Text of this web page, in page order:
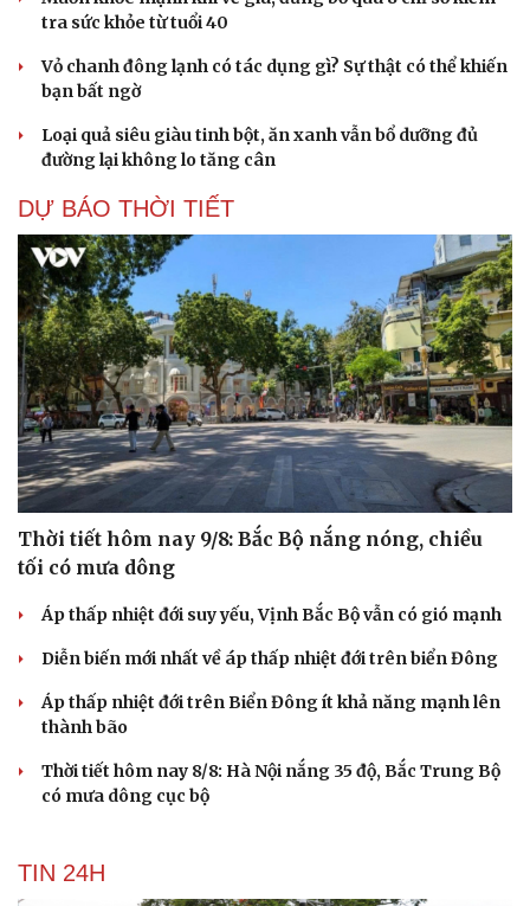
tra sức khỏe từ tuổi 40
Vỏ chanh đông lạnh có tác dụng gì? Sự thật có thể khiến
bạn bất ngờ
Loại quả siêu giàu tinh bột, ăn xanh vẫn bổ dưỡng đủ
đường lại không lo tăng cân
DỰ BÁO THỜI TIẾT
Thời tiết hôm nay 9/8: Bắc Bộ nắng nóng, chiều
tối có mưa dông
Áp thấp nhiệt đới suy yếu, Vịnh Bắc Bộ vẫn có gió mạnh
Diễn biến mới nhất về áp thấp nhiệt đới trên biển Đông
Áp thấp nhiệt đới trên Biển Đông ít khả năng mạnh lên
thành bão
Thời tiết hôm nay 8/8: Hà Nội nắng 35 độ, Bắc Trung Bộ
có mưa dông cục bộ
TIN 24H